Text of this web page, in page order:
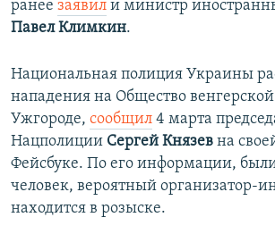
ранее заявил и министр
Павел Климкин.
Национальная полиция Украины
нападения на Общество
Ужгороде, сообщил 4 марта
Нацполиции Сергей Князев на
Фейсбуке. По его информации,
человек, вероятный организатор-
находится в розыске.